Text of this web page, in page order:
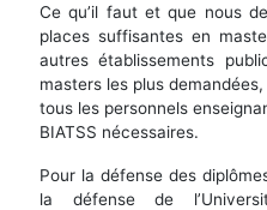
Ce qu’il faut et que nous
places suffisantes en
autres établissements
masters les plus
tous les personnels
BIATSS nécessaires.
Pour la défense des
la défense de